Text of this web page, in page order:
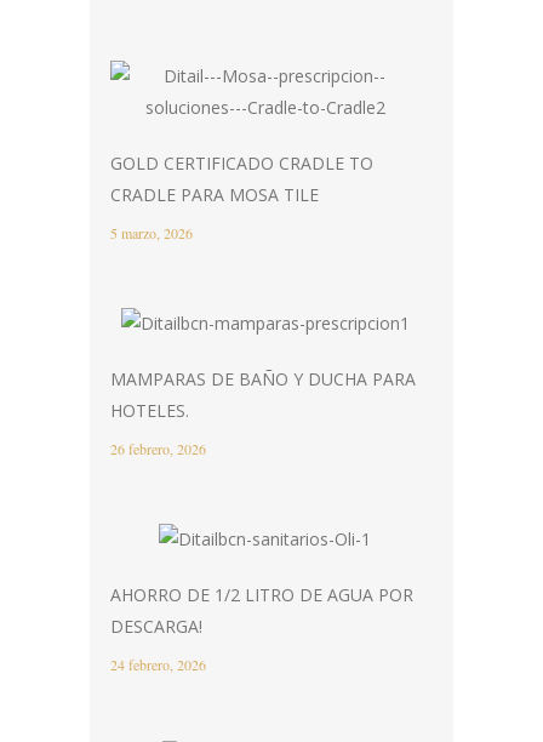
GOLD CERTIFICADO CRADLE TO
CRADLE PARA MOSA TILE
5 marzo, 2026
MAMPARAS DE BAÑO Y DUCHA PARA
HOTELES.
26 febrero, 2026
AHORRO DE 1/2 LITRO DE AGUA POR
DESCARGA!
24 febrero, 2026